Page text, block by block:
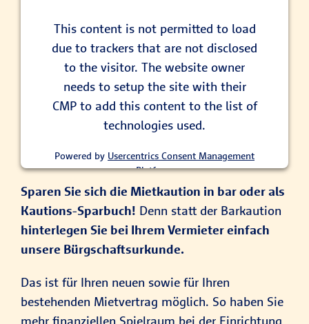
This content is not permitted to load
due to trackers that are not disclosed
to the visitor. The website owner
needs to setup the site with their
CMP to add this content to the list of
technologies used.
Powered by Usercentrics Consent Management
Platform
Sparen Sie sich die Mietkaution in bar oder als
Kautions-Sparbuch! Denn statt der Barkaution
hinterlegen Sie bei Ihrem Vermieter einfach
unsere Bürgschaftsurkunde.
Das ist für Ihren neuen sowie für Ihren
bestehenden Mietvertrag möglich. So haben Sie